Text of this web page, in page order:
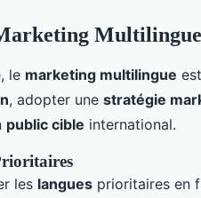
Multilingue
le marketing multilingue
, adopter une stratégie
public cible international.
les langues prioritaires en